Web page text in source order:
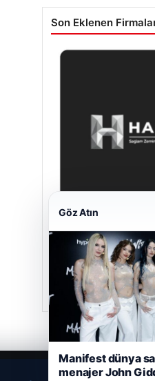
Son Eklenen
Hastaş Beton
26/05/2026
Göz Atın
Manifest dünya
menajer John